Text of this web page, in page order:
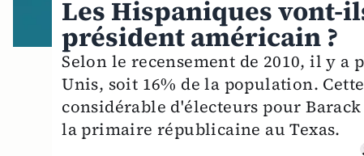
Les Hispaniques vont-
président américain ?
Selon le recensement de 2010, il y a
Unis, soit 16% de la population.
considérable d'électeurs pour
la primaire républicaine au Texas.